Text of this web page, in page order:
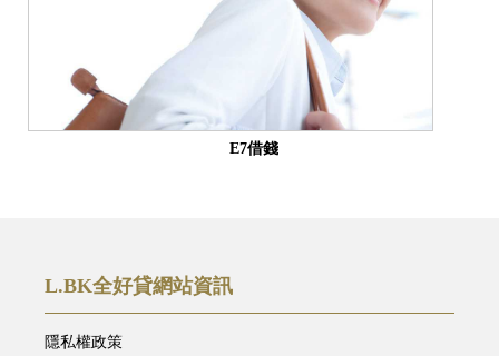
E7借錢
L.BK全好貸網站資訊
隱私權政策